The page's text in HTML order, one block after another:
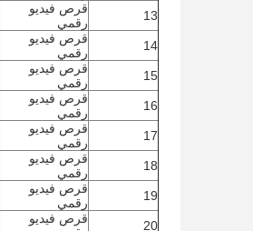
13
قرص فيديو
رقمي
14
قرص فيديو
رقمي
15
قرص فيديو
رقمي
16
قرص فيديو
رقمي
17
قرص فيديو
رقمي
18
قرص فيديو
رقمي
19
قرص فيديو
رقمي
20
قرص فيديو